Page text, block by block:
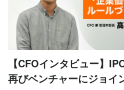
【CFOインタビュー】
再びベンチャーにジョイ